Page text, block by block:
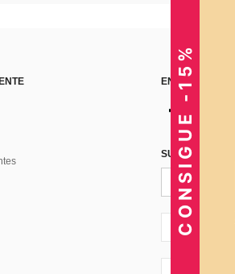
SUSCRÍBETE
PE + 51
CONSIGUE -15%